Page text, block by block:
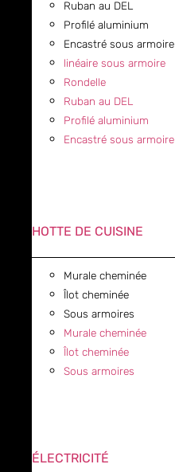
Ruban au DEL
Profilé aluminium
Encastré sous armoire
linéaire sous armoire
Rondelle
Ruban au DEL
Profilé aluminium
Encastré sous armoire
HOTTE DE CUISINE
Murale cheminée
Îlot cheminée
Sous armoires
Murale cheminée
Îlot cheminée
Sous armoires
ÉLECTRICITÉ